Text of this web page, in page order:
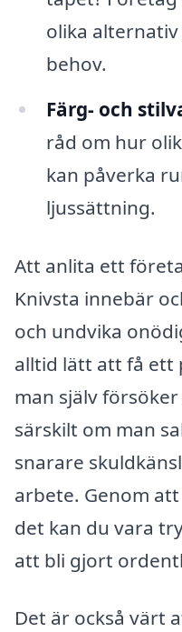
olika
behov.
Färg- och
råd om hur
kan påverka
ljussättning.
Att anlita ett
Knivsta innebär
och undvika
alltid lätt att få ett
man själv
särskilt om man
snarare
arbete. Genom
det kan du vara
att bli gjort
Det är också värt